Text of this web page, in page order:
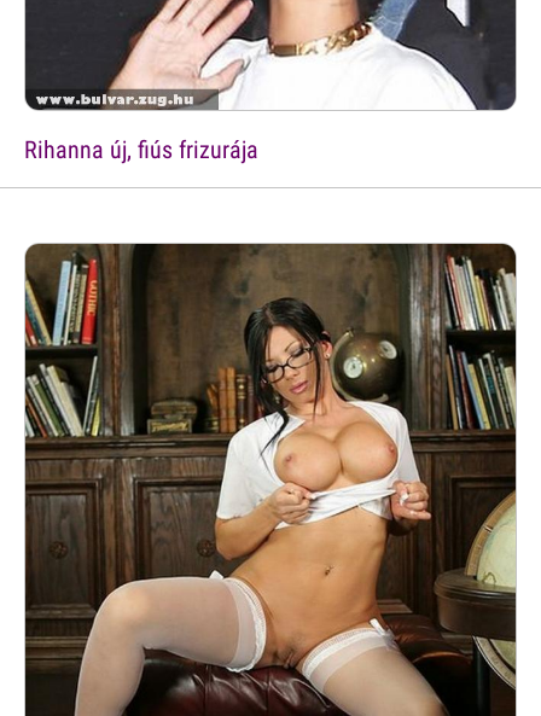
Rihanna új, fiús frizurája